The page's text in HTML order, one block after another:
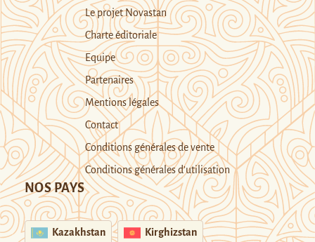
Le projet Novastan
Charte éditoriale
Equipe
Partenaires
Mentions légales
Contact
Conditions générales de vente
Conditions générales d’utilisation
NOS PAYS
Kazakhstan Kirghizstan